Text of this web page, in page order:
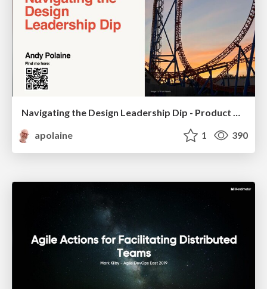
Navigating the Design Leadership Dip - Product Design Week Design Leaders+ Conference 2024
apolaine
1 390